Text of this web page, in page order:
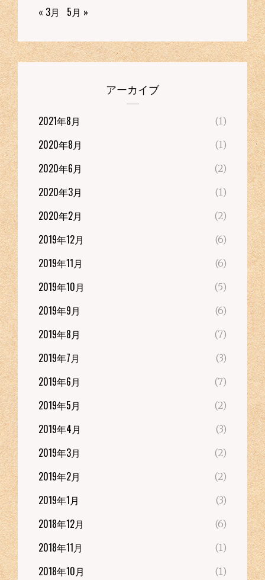
« 3月 5月 »
アーカイブ
2021年8月 (1)
2020年8月 (1)
2020年6月 (2)
2020年3月 (1)
2020年2月 (2)
2019年12月 (6)
2019年11月 (6)
2019年10月 (5)
2019年9月 (6)
2019年8月 (7)
2019年7月 (3)
2019年6月 (7)
2019年5月 (2)
2019年4月 (3)
2019年3月 (2)
2019年2月 (2)
2019年1月 (3)
2018年12月 (6)
2018年11月 (1)
2018年10月 (1)